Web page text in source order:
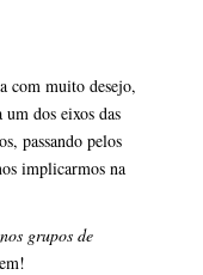
com muito desejo,
dos eixos das
passando pelos
implicarmos na
grupos de